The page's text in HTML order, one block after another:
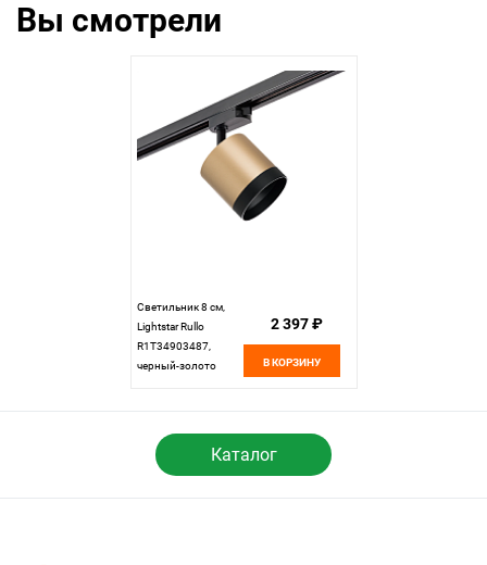
Вы смотрели
Светильник 8 см,
Lightstar Rullo
R1T34903487,
черный-золото
2 397 ₽
В КОРЗИНУ
Каталог